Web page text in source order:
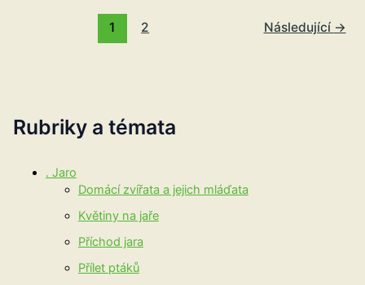
Rubriky a témata
. Jaro
Domácí zvířata a jejich mláďata
Květiny na jaře
Příchod jara
Přílet ptáků
1 2 Následující →